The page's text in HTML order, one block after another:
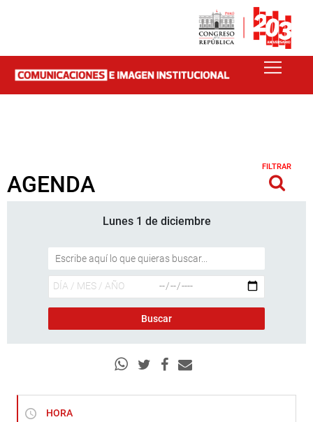
AGENDA
FILTRAR
Lunes 1 de diciembre
HORA